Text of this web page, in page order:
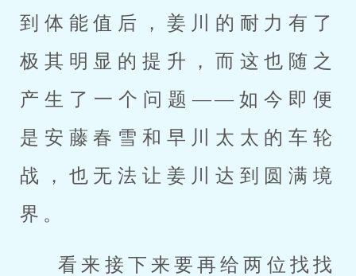
到体能值后，姜川的耐力有了
极其明显的提升，而这也随之
产生了一个问题——如今即便
是安藤春雪和早川太太的车轮
战，也无法让姜川达到圆满境
界。
看来接下来要再给两位找找